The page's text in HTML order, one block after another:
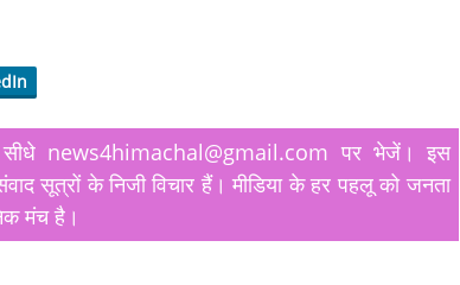
सीधे news4himachal@gmail.com पर भेजें। इस
सूत्रों के निजी विचार हैं। मीडिया के हर पहलू को जनता
मंच है।